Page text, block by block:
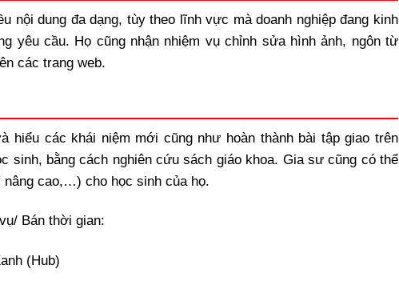
nội dung đa dạng, tùy theo lĩnh vực mà doanh nghiệp đang kinh
yêu cầu. Họ cũng nhận nhiệm vụ chỉnh sửa hình ảnh, ngôn từ
các trang web.
hiểu các khái niệm mới cũng như hoàn thành bài tập giao trên
sinh, bằng cách nghiên cứu sách giáo khoa. Gia sư cũng có thể
nâng cao,…) cho học sinh của họ.
Bán thời gian:
(Hub)